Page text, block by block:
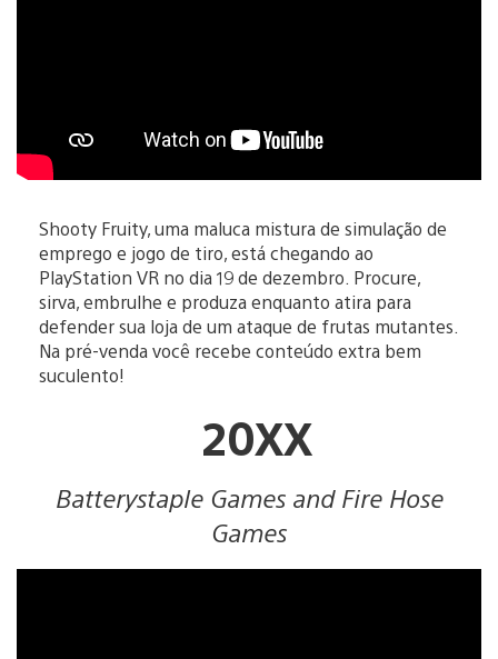
Shooty Fruity, uma maluca mistura de simulação de
emprego e jogo de tiro, está chegando ao
PlayStation VR no dia 19 de dezembro. Procure,
sirva, embrulhe e produza enquanto atira para
defender sua loja de um ataque de frutas mutantes.
Na pré-venda você recebe conteúdo extra bem
suculento!
20XX
Batterystaple Games and Fire Hose
Games